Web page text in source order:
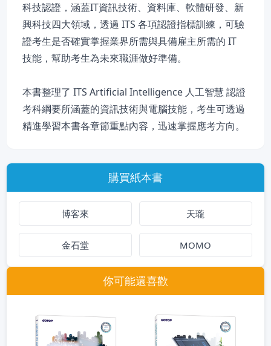
科技認證，涵蓋IT資訊技術、資料庫、軟體研發、新
興科技四大領域，透過 ITS 各項認證指標訓練，可驗
證考生是否確實掌握業界所需與具備雇主所需的 IT
技能，幫助考生為未來職涯做好準備。
本書整理了 ITS Artificial Intelligence 人工智慧 認證
考科綱要所涵蓋的資訊技術與電腦技能，考生可透過
精進學習本書各章節重點內容，迅速掌握應考方向。
購買紙本書
博客來 天瓏
金石堂 MOMO
你可能還喜歡